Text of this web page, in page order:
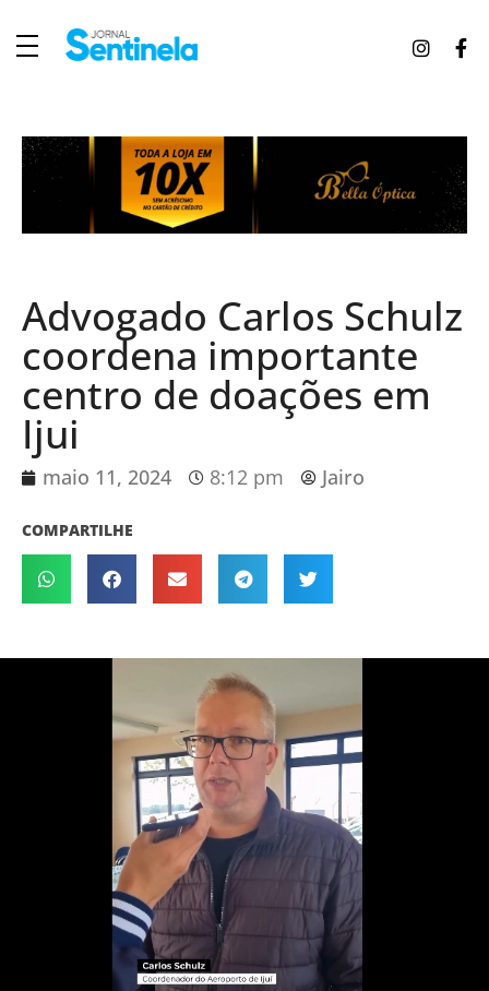
Advogado Carlos Schulz
coordena importante
centro de doações em
Ijui
maio 11, 2024 8:12 pm Jairo
COMPARTILHE